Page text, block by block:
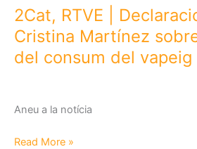
cigarretes
electròniques
2Cat, RTVE |
Cristina Martínez
del consum del vapeig
Aneu a la notícia
2Cat,
Read More »